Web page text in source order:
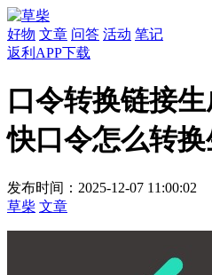
好物 文章 问答 活动 笔记
返利APP下载
口令转换链接
快口令怎么转换
发布时间：2025-12-07 11:00:02
草柴 文章